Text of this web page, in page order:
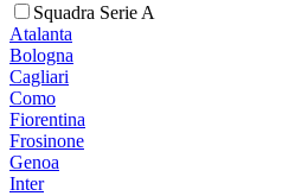
Squadra Serie A
Atalanta
Bologna
Cagliari
Como
Fiorentina
Frosinone
Genoa
Inter